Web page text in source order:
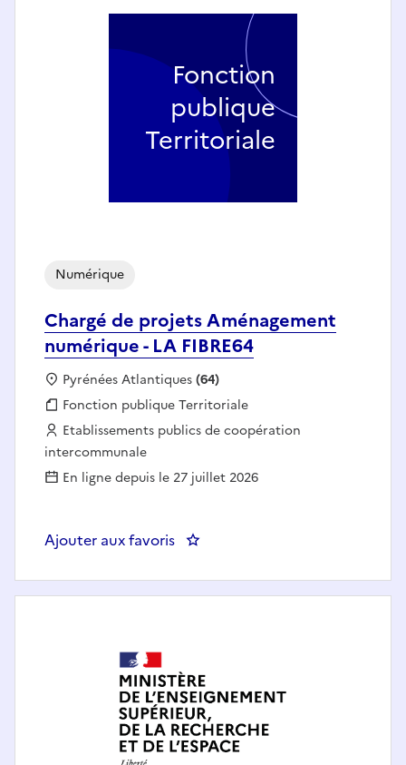
Chargé de projets Aménagement
numérique - LA FIBRE64
Numérique
Localisation :
Pyrénées Atlantiques(64)
Fonction publique :
Fonction publique Territoriale
Employeur :
Etablissements publics de coopération
intercommunale
En ligne depuis le 27 juillet 2026
Ajouter aux favoris : Chargé de projets
Fonction
publique
Territoriale